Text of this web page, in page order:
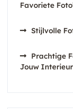
Favoriete
Stijlvolle
Prachtige
Jouw Interieur